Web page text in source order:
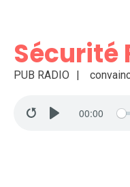
Sécurité
PUB RADIO
00:00